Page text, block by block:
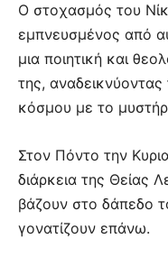
Ο στοχασμός του
εμπνευσμένος από
μια ποιητική και
της,
κόσμου με το
Στον Πόντο την
διάρκεια της Θείας
βάζουν στο δάπεδο
γονατίζουν επάνω.